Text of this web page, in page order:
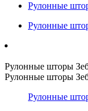
Рулонные
Рулонные
Рулонные шторы
Рулонные шторы
Рулонные